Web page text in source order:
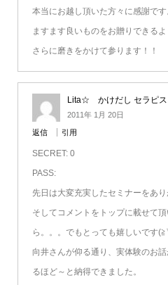
本当にお越し頂いた方々に感謝です
ますます良いものをお贈りできるよ
さらに磨きをかけて参ります！！
Lita☆ かけだし セラピス
2011年 1月 20日
返信 引用
SECRET: 0
PASS:
先日は大変充実したセミナーをあ
そしてコメントをトップに載せて
ら。。。でもとっても嬉しいです
向井さんが仰る通り、実体験のお
るほど～と納得できました。